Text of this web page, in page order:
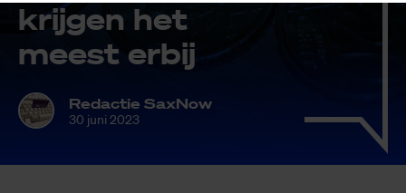
krij­gen het
meest er­bij
Redactie SaxNow
30 juni 2023